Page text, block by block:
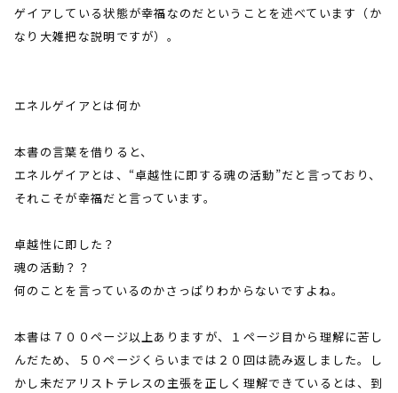
ゲイアしている状態が幸福なのだということを述べています（か
なり大雑把な説明ですが）。
エネルゲイアとは何か
本書の言葉を借りると、
エネルゲイアとは、“卓越性に即する魂の活動”だと言っており、
それこそが幸福だと言っています。
卓越性に即した？
魂の活動？？
何のことを言っているのかさっぱりわからないですよね。
本書は７００ページ以上ありますが、１ページ目から理解に苦し
んだため、５０ページくらいまでは２０回は読み返しました。し
かし未だアリストテレスの主張を正しく理解できているとは、到